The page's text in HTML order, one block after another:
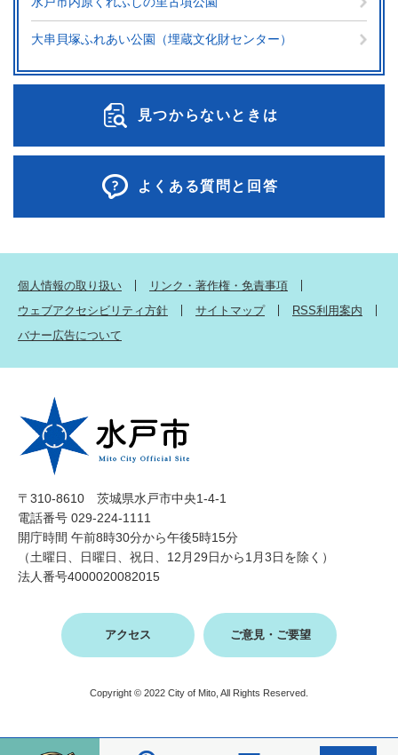
大串貝塚ふれあい公園（埋蔵文化財センター）
見つからないときは
よくある質問と回答
個人情報の取り扱い
リンク・著作権・免責事項
ウェブアクセシビリティ方針
サイトマップ
RSS利用案内
バナー広告について
〒310-8610 茨城県水戸市中央1-4-1
電話番号 029-224-1111
開庁時間 午前8時30分から午後5時15分
（土曜日、日曜日、祝日、12月29日から1月3日を除く）
法人番号4000020082015
アクセス ご意見・ご要望
Copyright © 2022 City of Mito, All Rights Reserved.